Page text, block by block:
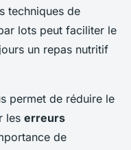
techniques de
lots peut faciliter le
un repas nutritif
permet de réduire le
les erreurs
de